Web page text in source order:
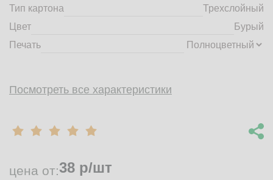
© 2014 - 2026 | ООО ТД "Брянский картон" Все права защищены,
материалов с сайта строго запрещено.
Тип картона
Трехслойный
Цвет
Бурый
Печать
Посмотреть все характеристики
цена от:38 р/шт